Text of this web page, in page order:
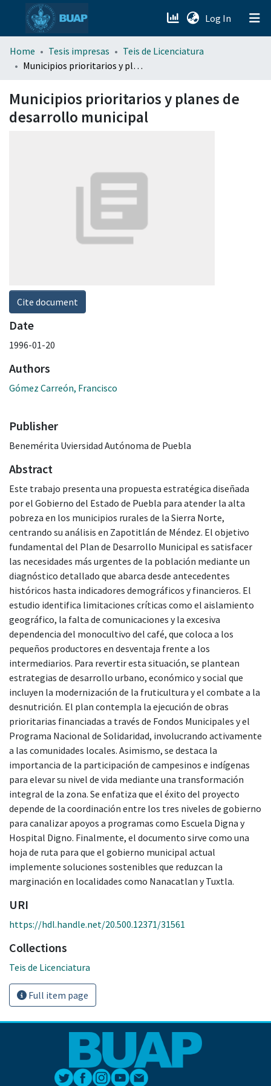
Log In (current)
menu.section.about_menu
Home Tesis impresas
Teis de Licenciatura
Municipios prioritarios y planes de desarrollo municipal
Municipios prioritarios y planes de
desarrollo municipal
Cite document
Date
1996-01-20
Authors
Gómez Carreón, Francisco
Publisher
Benemérita Uviersidad Autónoma de Puebla
Abstract
Este trabajo presenta una propuesta estratégica diseñada
por el Gobierno del Estado de Puebla para atender la alta
pobreza en los municipios rurales de la Sierra Norte,
centrando su análisis en Zapotitlán de Méndez. El objetivo
fundamental del Plan de Desarrollo Municipal es satisfacer
las necesidades más urgentes de la población mediante un
diagnóstico detallado que abarca desde antecedentes
históricos hasta indicadores demográficos y financieros. El
estudio identifica limitaciones críticas como el aislamiento
geográfico, la falta de comunicaciones y la excesiva
dependencia del monocultivo del café, que coloca a los
pequeños productores en desventaja frente a los
intermediarios. Para revertir esta situación, se plantean
estrategias de desarrollo urbano, económico y social que
incluyen la modernización de la fruticultura y el combate a la
desnutrición. El plan contempla la ejecución de obras
prioritarias financiadas a través de Fondos Municipales y el
Programa Nacional de Solidaridad, involucrando activamente
a las comunidades locales. Asimismo, se destaca la
importancia de la participación de campesinos e indígenas
para elevar su nivel de vida mediante una transformación
integral de la zona. Se enfatiza que el éxito del proyecto
depende de la coordinación entre los tres niveles de gobierno
para canalizar apoyos a programas como Escuela Digna y
Hospital Digno. Finalmente, el documento sirve como una
hoja de ruta para que el gobierno municipal actual
implemente soluciones sostenibles que reduzcan la
marginación en localidades como Nanacatlan y Tuxtla.
URI
https://hdl.handle.net/20.500.12371/31561
Collections
Teis de Licenciatura
Full item page